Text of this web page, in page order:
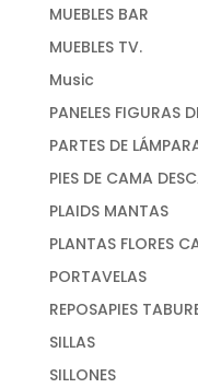
MUEBLES BAR
MUEBLES TV.
Music
PANELES FIGURAS
PARTES DE
PIES DE CAMA
PLAIDS MANTAS
PLANTAS FLORES
PORTAVELAS
REPOSAPIES
SILLAS
SILLONES